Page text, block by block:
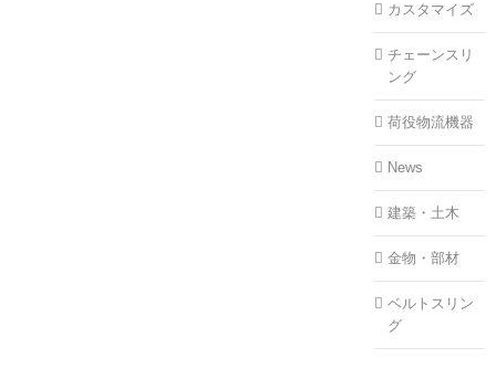
カスタマイズ
チェーンスリ
ング
荷役物流機器
News
建築・土木
金物・部材
ベルトスリン
グ